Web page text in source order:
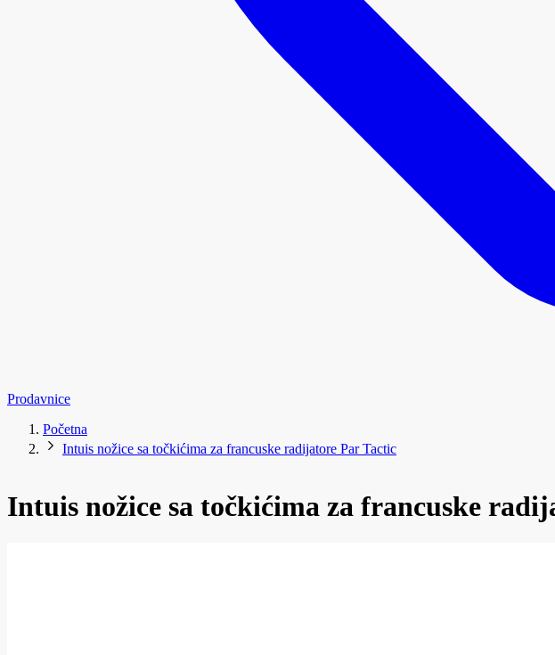
Prodavnice
Početna
Intuis nožice sa točkićima za francuske radijatore Par Tactic
Intuis nožice sa točkićima za francuske